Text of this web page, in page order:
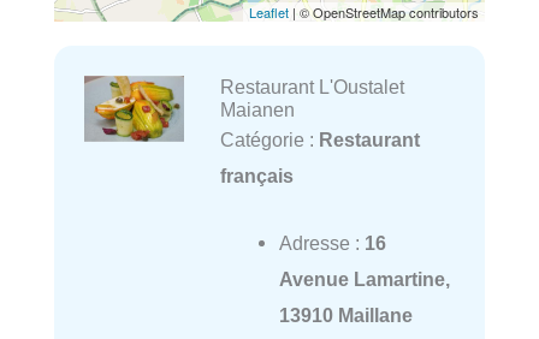
Leaflet | © OpenStreetMap contributors
Restaurant L'Oustalet
Maianen
Catégorie : Restaurant
français
Adresse : 16
Avenue Lamartine,
13910 Maillane